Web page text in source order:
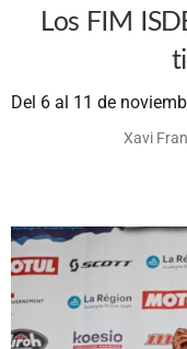
Los FIM
Del 6 al 11 de
Xavi